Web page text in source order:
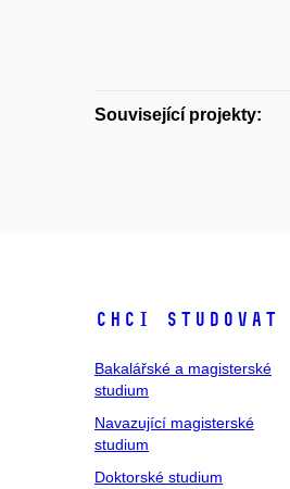
Související projekty:
Chci studovat
Bakalářské a magisterské
studium
Navazující magisterské
studium
Doktorské studium